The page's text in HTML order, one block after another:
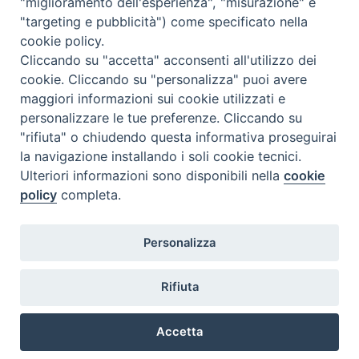
Diocesi
di Como
Diocesi di Como | piazza Grimoldi, 5
Riproduzione solo con permesso.
Iscriviti alla Newsletter
"targeting e pubblicità") come specificato nella
cookie policy.
Cliccando su "accetta" acconsenti all'utilizzo dei
cookie. Cliccando su "personalizza" puoi avere
maggiori informazioni sui cookie utilizzati e
personalizzare le tue preferenze. Cliccando su
"rifiuta" o chiudendo questa informativa proseguirai
la navigazione installando i soli cookie tecnici.
Ulteriori informazioni sono disponibili nellacookie
policy completa.
Personalizza
Rifiuta
Accetta